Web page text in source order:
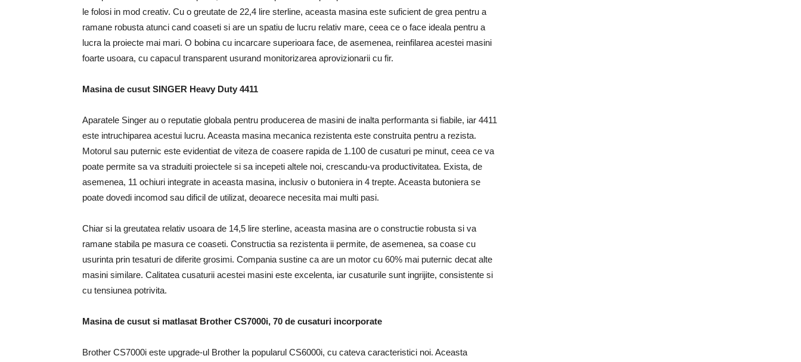
le folosi in mod creativ. Cu o greutate de 22,4 lire sterline, aceasta masina este suficient de grea pentru a
ramane robusta atunci cand coaseti si are un spatiu de lucru relativ mare, ceea ce o face ideala pentru a
lucra la proiecte mai mari. O bobina cu incarcare superioara face, de asemenea, reinfilarea acestei masini
foarte usoara, cu capacul transparent usurand monitorizarea aprovizionarii cu fir.
Masina de cusut SINGER Heavy Duty 4411
Aparatele Singer au o reputatie globala pentru producerea de masini de inalta performanta si fiabile, iar 4411
este intruchiparea acestui lucru. Aceasta masina mecanica rezistenta este construita pentru a rezista.
Motorul sau puternic este evidentiat de viteza de coasere rapida de 1.100 de cusaturi pe minut, ceea ce va
poate permite sa va straduiti proiectele si sa incepeti altele noi, crescandu-va productivitatea. Exista, de
asemenea, 11 ochiuri integrate in aceasta masina, inclusiv o butoniera in 4 trepte. Aceasta butoniera se
poate dovedi incomod sau dificil de utilizat, deoarece necesita mai multi pasi.
Chiar si la greutatea relativ usoara de 14,5 lire sterline, aceasta masina are o constructie robusta si va
ramane stabila pe masura ce coaseti. Constructia sa rezistenta ii permite, de asemenea, sa coase cu
usurinta prin tesaturi de diferite grosimi. Compania sustine ca are un motor cu 60% mai puternic decat alte
masini similare. Calitatea cusaturii acestei masini este excelenta, iar cusaturile sunt ingrijite, consistente si
cu tensiunea potrivita.
Masina de cusut si matlasat Brother CS7000i, 70 de cusaturi incorporate
Brother CS7000i este upgrade-ul Brother la popularul CS6000i, cu cateva caracteristici noi. Aceasta